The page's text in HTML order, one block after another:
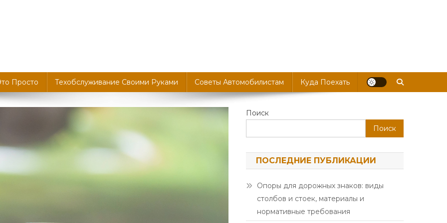
Просто Техобслуживание Своими Руками Советы Автомобилистам Куда Поехать
Поиск
Поиск
ПОСЛЕДНИЕ ПУБЛИКАЦИИ
Опоры для дорожных знаков: виды
столбов и стоек, материалы и
нормативные требования